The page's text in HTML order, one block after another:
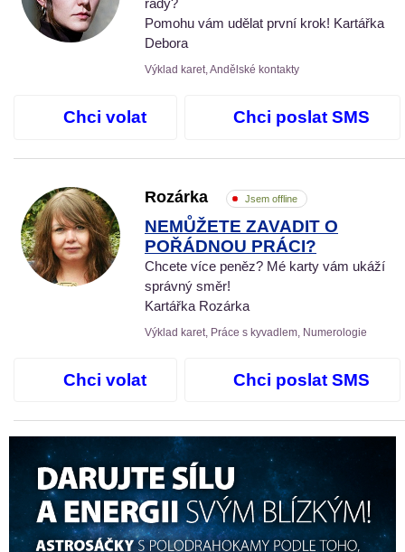
rady?
Pomohu vám udělat první krok! Kartářka
Debora
Výklad karet, Andělské kontakty
Chci volat Chci poslat SMS
Rozárka Jsem offline
NEMŮŽETE ZAVADIT O
POŘÁDNOU PRÁCI?
Chcete více peněz? Mé karty vám ukáží
správný směr!
Kartářka Rozárka
Výklad karet, Práce s kyvadlem, Numerologie
Chci volat Chci poslat SMS